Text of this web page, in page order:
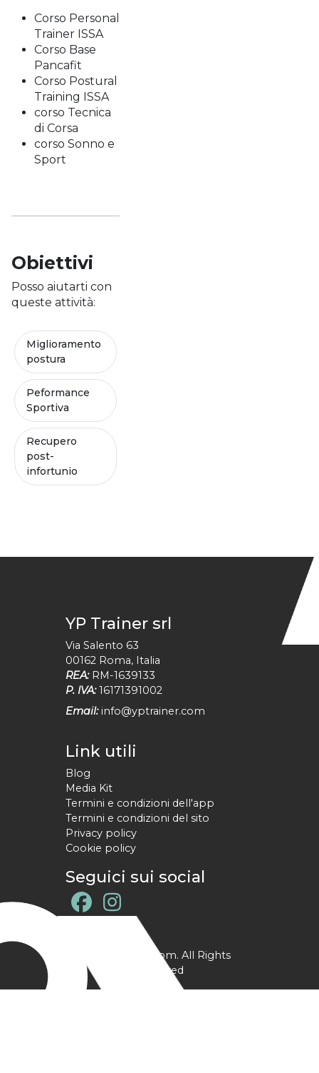
Corso Personal
Trainer ISSA
Corso Base
Pancafit
Corso Postural
Training ISSA
corso Tecnica
di Corsa
corso Sonno e
Sport
Obiettivi
Posso aiutarti con
queste attività:
Miglioramento
postura
Peformance
Sportiva
Recupero
post-
infortunio
YP Trainer srl
Via Salento 63
00162 Roma, Italia
REA: RM-1639133
P. IVA: 16171391002
Email: info@yptrainer.com
Link utili
Blog
Media Kit
Termini e condizioni dell'app
Termini e condizioni del sito
Privacy policy
Cookie policy
Seguici sui social
@ YPtrainer.com. All Rights
Reserved